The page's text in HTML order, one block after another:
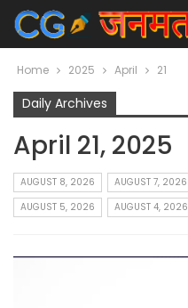
Home 2025 April 21
Daily Archives
April 21, 2025
AUGUST 8, 2026 AUGUST 7, 2026
AUGUST 5, 2026
AUGUST 4, 2026